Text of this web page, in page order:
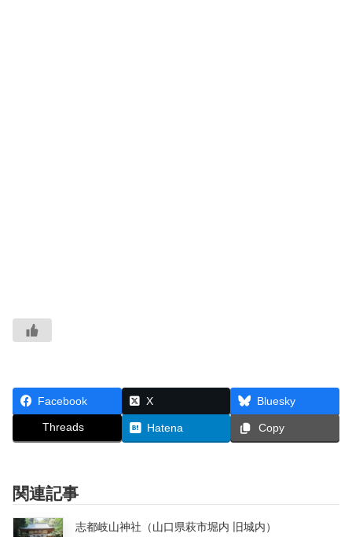
Facebook X Bluesky
Threads Hatena Copy
関連記事
志都岐山神社（山口県萩市堀内 旧城内）